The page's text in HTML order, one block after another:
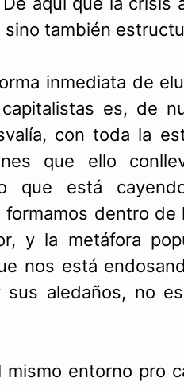
sino también
inmediata de
es, de
con toda la
que ello
que está
formamos dentro
y la metáfora
nos está
sus aledaños, no
entorno pro